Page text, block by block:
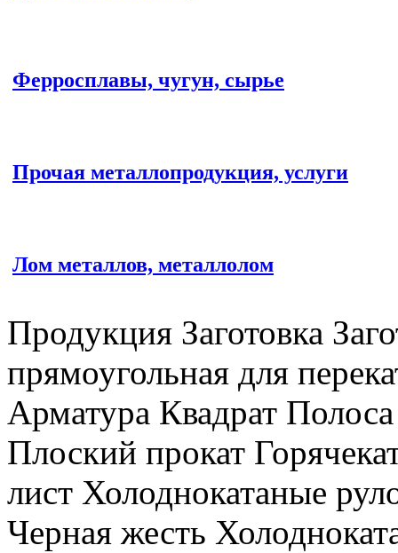
Ферросплавы, чугун, сырье
Прочая металлопродукция, услуги
Лом металлов, металлолом
Продукция Заготовка
прямоугольная для
Арматура Квадрат
Плоский прокат
лист Холоднокатаные
Черная жесть